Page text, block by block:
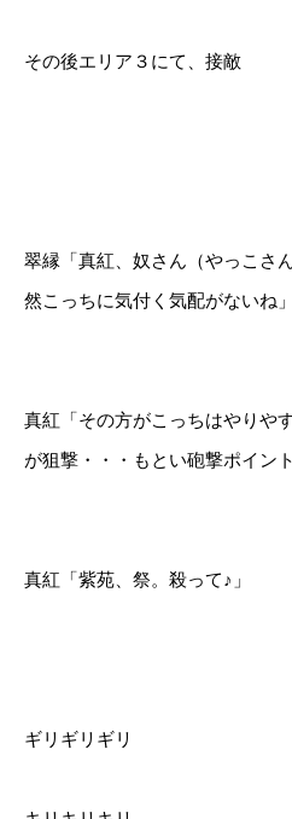
その後エリア３にて、接敵
翠縁「真紅、奴さん（やっこさ
然こっちに気付く気配がないね」
真紅「その方がこっちはやりや
が狙撃・・・もとい砲撃ポイン
真紅「紫苑、祭。殺って♪」
ギリギリギリ